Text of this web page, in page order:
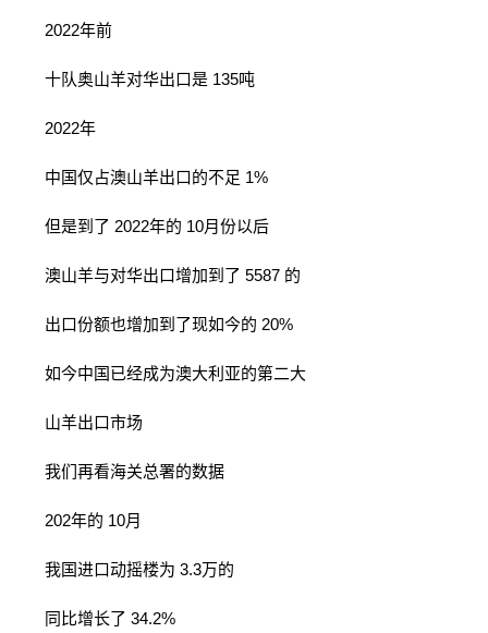
2022年前
十队奥山羊对华出口是 135吨
2022年
中国仅占澳山羊出口的不足 1%
但是到了 2022年的 10月份以后
澳山羊与对华出口增加到了 5587 的
出口份额也增加到了现如今的 20%
如今中国已经成为澳大利亚的第二大
山羊出口市场
我们再看海关总署的数据
202年的 10月
我国进口动摇楼为 3.3万的
同比增长了 34.2%